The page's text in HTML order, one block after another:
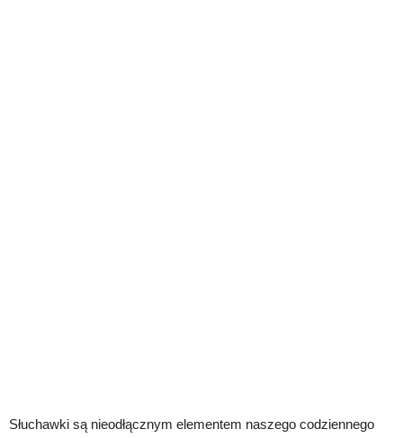
Słuchawki są nieodłącznym elementem naszego codziennego